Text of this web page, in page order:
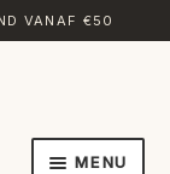
VANAF €50
MENU